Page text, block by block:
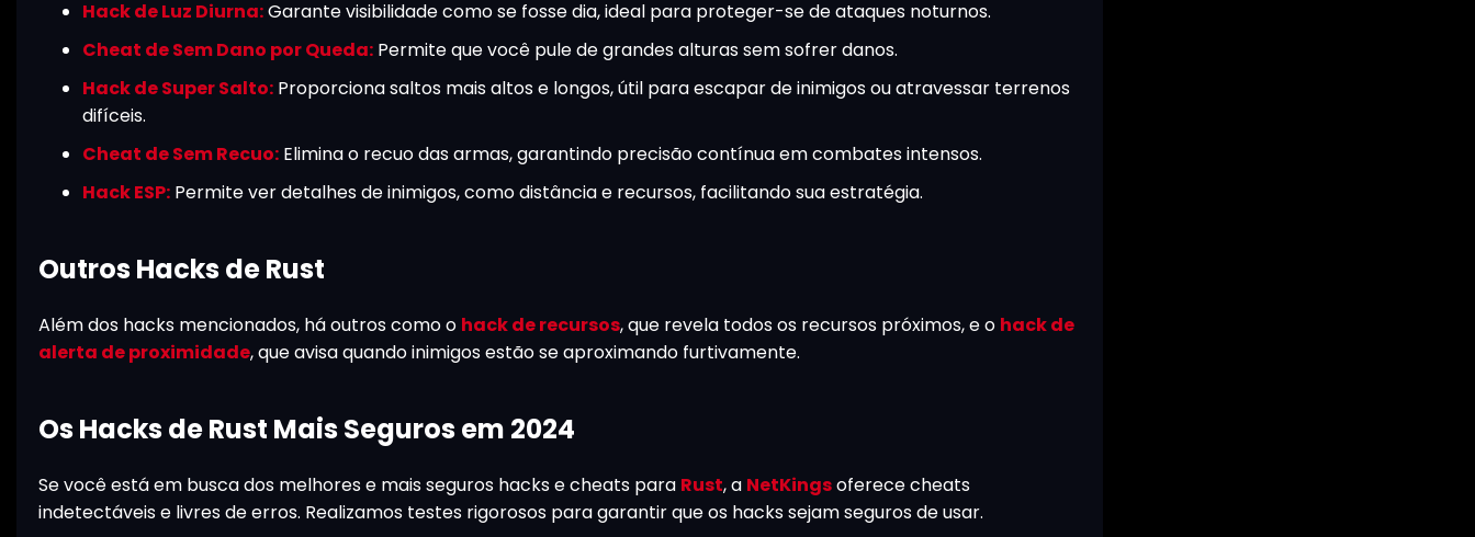
Hack de Luz Diurna:Garante visibilidade como se fosse dia, ideal para proteger-se de ataques noturnos.
Cheat de Sem Dano por Queda: Permite que você pule de grandes alturas sem sofrer danos.
Hack de Super Salto: Proporciona saltos mais altos e longos, útil para escapar de inimigos ou atravessar terrenos
difíceis.
Cheat de Sem Recuo: Elimina o recuo das armas, garantindo precisão contínua em combates intensos.
Hack ESP: Permite ver detalhes de inimigos, como distância e recursos, facilitando sua estratégia.
Outros Hacks de Rust
Além dos hacks mencionados, há outros como o hack de recursos, que revela todos os recursos próximos, e o hack de
alerta de proximidade, que avisa quando inimigos estão se aproximando furtivamente.
Os Hacks de Rust Mais Seguros em 2024
Se você está em busca dos melhores e mais seguros hacks e cheats para Rust, a NetKingsoferece cheats
indetectáveis e livres de erros. Realizamos testes rigorosos para garantir que os hacks sejam seguros de usar.